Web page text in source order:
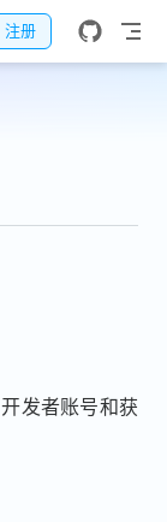
注册
发者账号和获
window